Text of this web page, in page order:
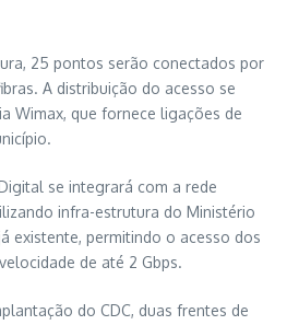
25 pontos serão conectados por
A distribuição do acesso se
Wimax, que fornece ligações de
se integrará com a rede
infra-estrutura do Ministério
existente, permitindo o acesso dos
de até 2 Gbps.
do CDC, duas frentes de